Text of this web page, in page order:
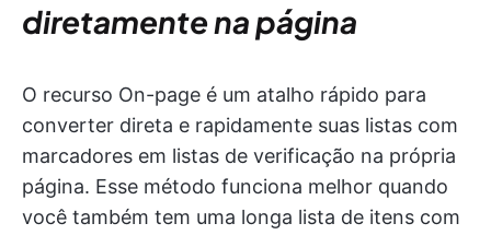
diretamente na página
O recurso On-page é um atalho rápido para
converter direta e rapidamente suas listas com
marcadores em listas de verificação na própria
página. Esse método funciona melhor quando
você também tem uma longa lista de itens com